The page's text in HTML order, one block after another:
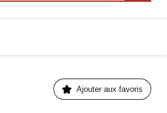
Ajouter aux favoris